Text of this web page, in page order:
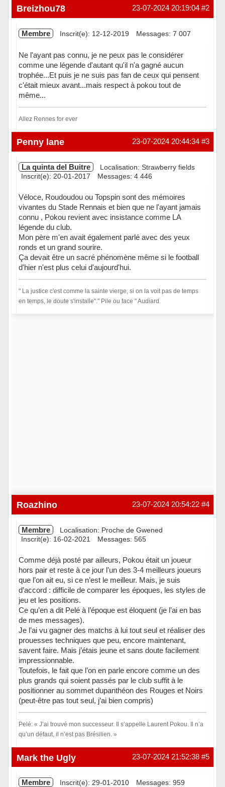
Hors ligne #2
23-07-2024 20:19:04
Breizhou78
Membre Inscrit(e): 12-12-2019 Messages: 7 007
Ne l'ayant pas connu, je ne peux pas le considérer
comme une légende d'autant qu'il n'a gagné aucun
trophée...Et puis je ne suis pas fan de ceux qui pensent
c'était mieux avant...mais respect à pokou tout de
même...
Allez Rennes for ever
Hors ligne #3
23-07-2024 20:44:34
Penny lane
La quinta del Buitre
Localisation: Strawberry fields
Inscrit(e): 20-01-2017
Messages: 4 446
Véloce, Roudoudou ou Topspin sont des mémoires
vivantes du Stade Rennais et bien que ne l'ayant jamais
connu , Pokou revient avec insistance comme LA
légende du club.
Mon père m'en avait également parlé avec des yeux
ronds et un grand sourire.
Ça devait être un sacré phénomène même si le football
d'hier n'est plus celui d'aujourd'hui.
" La justice c'est comme la sainte vierge, si on la voit pas de temps
en temps, le doute s'installe"." Pile ou face " Audiard.
#4
23-07-2024 20:54:22
Roazhino
Membre
Localisation: Proche de Gwened
Inscrit(e): 16-02-2021
Messages: 565
Comme déjà posté par ailleurs, Pokou était un joueur
hors pair et reste à ce jour l’un des 3-4 meilleurs joueurs
que l’on ait eu, si ce n’est le meilleur. Mais, je suis
d’accord : difficile de comparer les époques, les styles de
jeu et les positions.
Ce qu’en a dit Pelé à l’époque est éloquent (je l’ai en bas
de mes messages).
Je l’ai vu gagner des matchs à lui tout seul et réaliser des
prouesses techniques que peu, encore maintenant,
savent faire. Mais j’étais jeune et sans doute facilement
impressionnable.
Toutefois, le fait que l’on en parle encore comme un des
plus grands qui soient passés par le club suffit à le
positionner au sommet dupanthéon des Rouges et Noirs
(peut-être pas tout seul, j’ai bien compris)
Pelé: « J’ai trouvé mon successeur. Il s’appelle Laurent Pokou. Il n’a
qu’un défaut, il n’est pas Brésilien. »
Hors ligne #5
23-07-2024 21:52:38
Mark the Ugly
Membre Inscrit(e): 29-01-2010 Messages: 959